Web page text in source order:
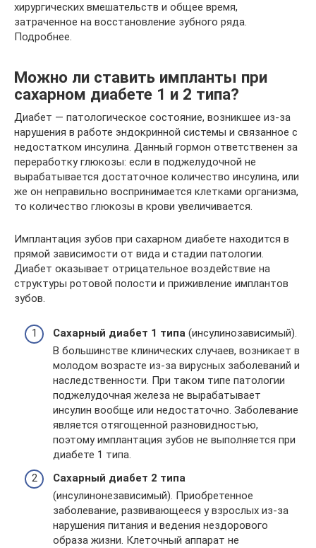
хирургических вмешательств и общее время,
затраченное на восстановление зубного ряда.
Подробнее.
Можно ли ставить импланты при
сахарном диабете 1 и 2 типа?
Диабет — патологическое состояние, возникшее из-за
нарушения в работе эндокринной системы и связанное с
недостатком инсулина. Данный гормон ответственен за
переработку глюкозы: если в поджелудочной не
вырабатывается достаточное количество инсулина, или
же он неправильно воспринимается клетками организма,
то количество глюкозы в крови увеличивается.
Имплантация зубов при сахарном диабете находится в
прямой зависимости от вида и стадии патологии.
Диабет оказывает отрицательное воздействие на
структуры ротовой полости и приживление имплантов
зубов.
Сахарный диабет 1 типа (инсулинозависимый).
В большинстве клинических случаев, возникает в
молодом возрасте из-за вирусных заболеваний и
наследственности. При таком типе патологии
поджелудочная железа не вырабатывает
инсулин вообще или недостаточно. Заболевание
является отягощенной разновидностью,
поэтому имплантация зубов не выполняется при
диабете 1 типа.
Сахарный диабет 2 типа
(инсулинонезависимый). Приобретенное
заболевание, развивающееся у взрослых из-за
нарушения питания и ведения нездорового
образа жизни. Клеточный аппарат не